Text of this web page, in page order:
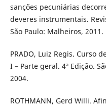
sanções pecuniárias
deveres instrumentais.
São Paulo: Malheiros, 2011.
PRADO, Luiz Regis. Curso
I – Parte geral. 4ª Edição.
2004.
ROTHMANN, Gerd Willi.